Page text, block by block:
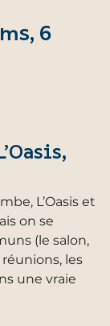
6
L’Oasis et
on se
(le salon,
les
une vraie